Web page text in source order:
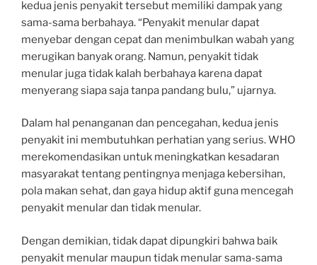
kedua jenis penyakit tersebut memiliki dampak yang
sama-sama berbahaya. “Penyakit menular dapat
menyebar dengan cepat dan menimbulkan wabah yang
merugikan banyak orang. Namun, penyakit tidak
menular juga tidak kalah berbahaya karena dapat
menyerang siapa saja tanpa pandang bulu,” ujarnya.
Dalam hal penanganan dan pencegahan, kedua jenis
penyakit ini membutuhkan perhatian yang serius. WHO
merekomendasikan untuk meningkatkan kesadaran
masyarakat tentang pentingnya menjaga kebersihan,
pola makan sehat, dan gaya hidup aktif guna mencegah
penyakit menular dan tidak menular.
Dengan demikian, tidak dapat dipungkiri bahwa baik
penyakit menular maupun tidak menular sama-sama